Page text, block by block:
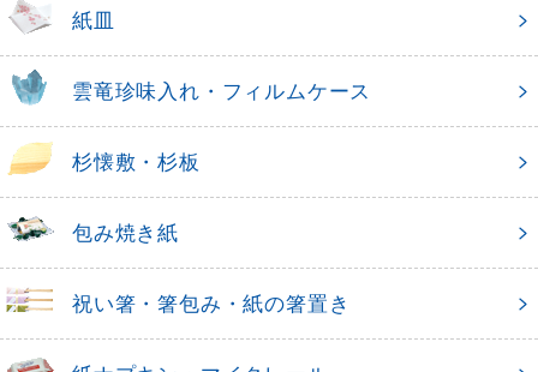
紙皿
雲竜珍味入れ・フィルムケース
杉懐敷・杉板
包み焼き紙
祝い箸・箸包み・紙の箸置き